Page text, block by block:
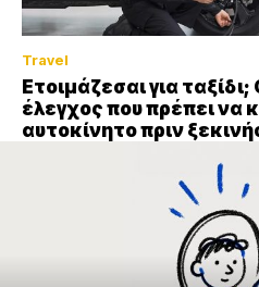
Travel
Ετοιμάζεσαι για
έλεγχος που πρέπει να
αυτοκίνητο πριν